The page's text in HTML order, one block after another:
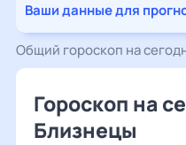
Ваши данные для
Общий гороскоп на
Гороскоп на
Близнецы